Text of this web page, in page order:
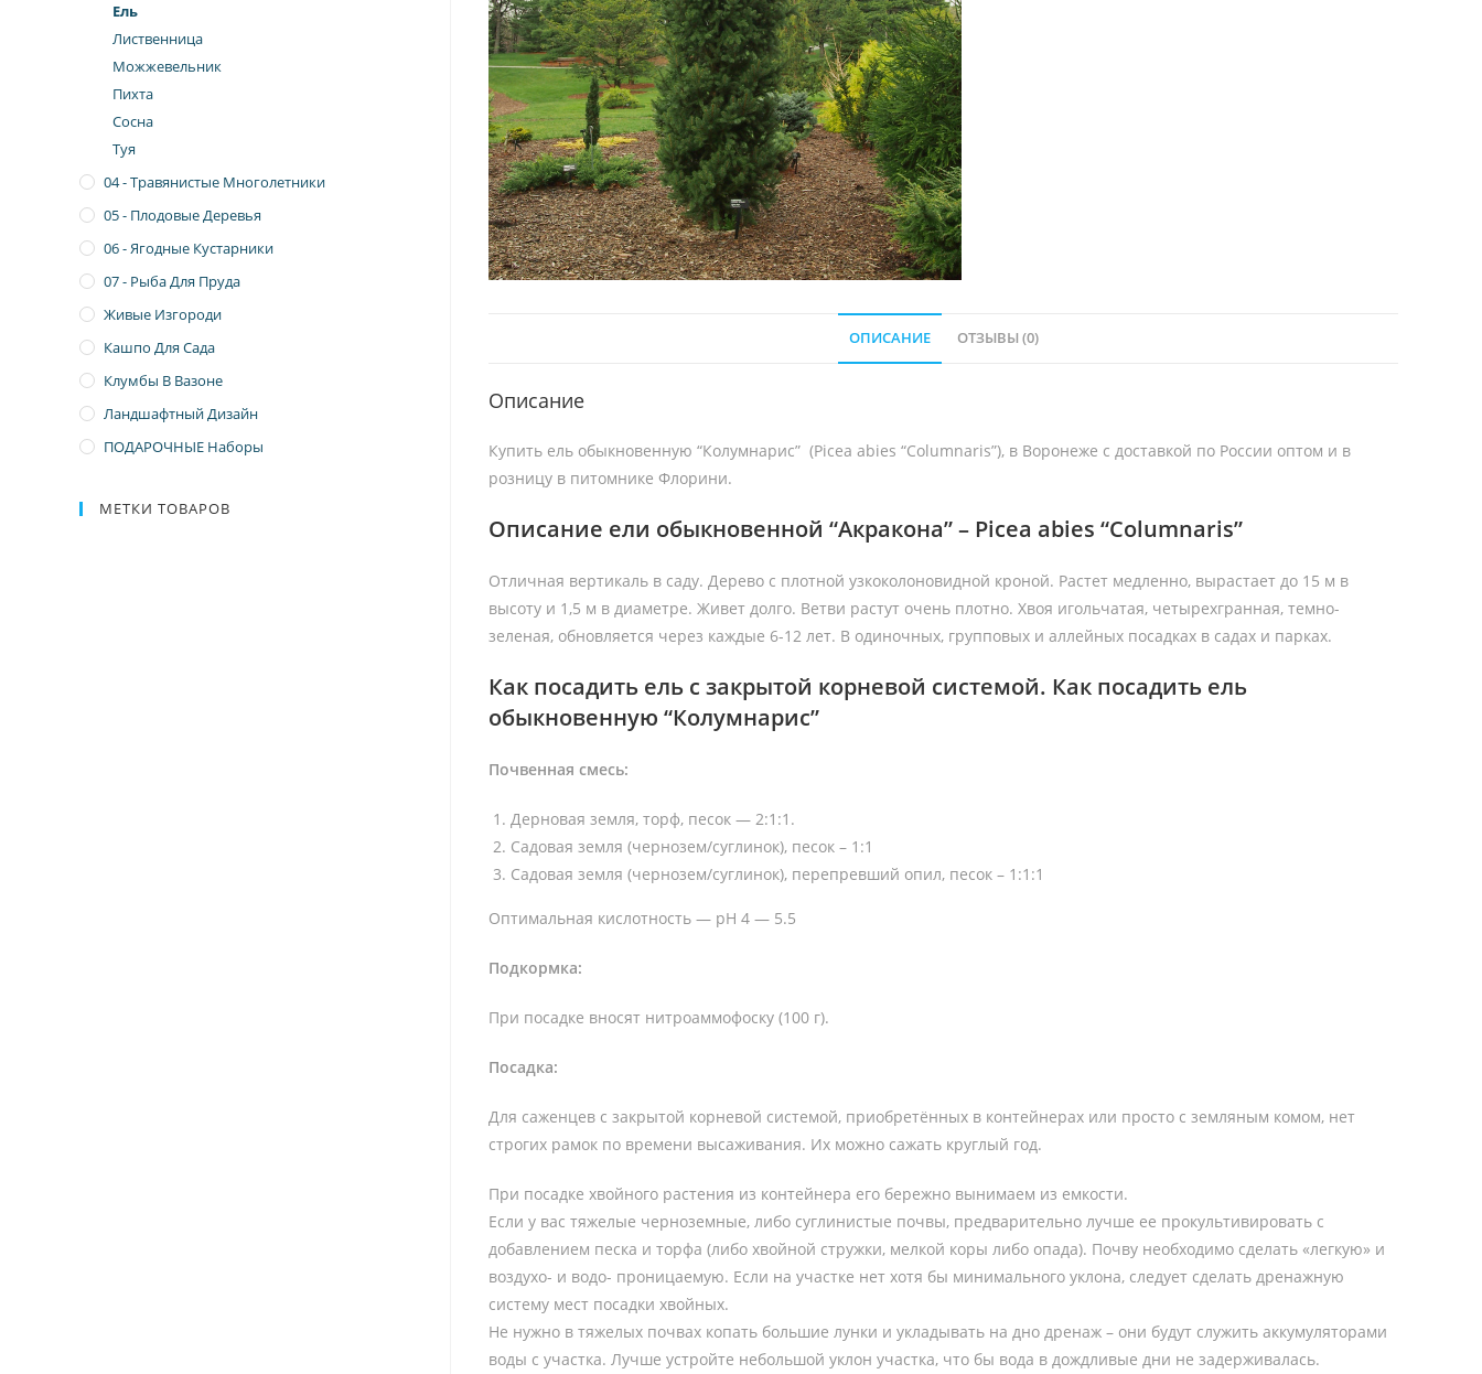
ОПИСАНИЕ ОТЗЫВЫ (0)
Описание
Купить ель обыкновенную “Колумнарис” (Picea abies “Columnaris”), в Воронеже с доставкой по России оптом и в
розницу в питомнике Флорини.
Описание ели обыкновенной “Акракона” – Picea abies “Columnaris”
Отличная вертикаль в саду. Дерево с плотной узкоколоновидной кроной. Растет медленно, вырастает до 15 м в
высоту и 1,5 м в диаметре. Живет долго. Ветви растут очень плотно. Хвоя игольчатая, четырехгранная, темно-
зеленая, обновляется через каждые 6-12 лет. В одиночных, групповых и аллейных посадках в садах и парках.
Как посадить ель с закрытой корневой системой. Как посадить ель
обыкновенную “Колумнарис”
Почвенная смесь:
Дерновая земля, торф, песок — 2:1:1.
Садовая земля (чернозем/суглинок), песок – 1:1
Садовая земля (чернозем/суглинок), перепревший опил, песок – 1:1:1
Оптимальная кислотность — pH 4 — 5.5
Подкормка:
При посадке вносят нитроаммофоску (100 г).
Посадка:
Для саженцев с закрытой корневой системой, приобретённых в контейнерах или просто с земляным комом, нет
строгих рамок по времени высаживания. Их можно сажать круглый год.
При посадке хвойного растения из контейнера его бережно вынимаем из емкости.
Если у вас тяжелые черноземные, либо суглинистые почвы, предварительно лучше ее прокультивировать с
добавлением песка и торфа (либо хвойной стружки, мелкой коры либо опада). Почву необходимо сделать «легкую» и
воздухо- и водо- проницаемую. Если на участке нет хотя бы минимального уклона, следует сделать дренажную
систему мест посадки хвойных.
Не нужно в тяжелых почвах копать большие лунки и укладывать на дно дренаж – они будут служить аккумуляторами
воды с участка. Лучше устройте небольшой уклон участка, что бы вода в дождливые дни не задерживалась.
Ель
Лиственница
Можжевельник
Пихта
Сосна
Туя
04 - Травянистые Многолетники
05 - Плодовые Деревья
06 - Ягодные Кустарники
07 - Рыба Для Пруда
Живые Изгороди
Кашпо Для Сада
Клумбы В Вазоне
Ландшафтный Дизайн
ПОДАРОЧНЫЕ Наборы
МЕТКИ ТОВАРОВ